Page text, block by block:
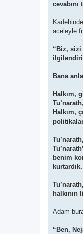
aceleyle
“Biz, sizi
Bana
Halkım,
Halkım,
benim
halkının
Adam
“Ben,